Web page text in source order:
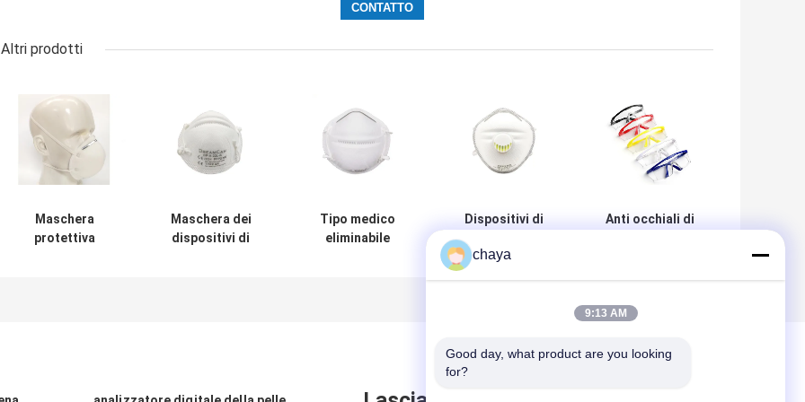
Altri prodotti
Maschera
protettiva
Maschera dei
dispositivi di
Tipo medico
eliminabile
Dispositivi di
individuale del
Partical
Anti occhiali di
chaya
9:13 AM
Good day, what product are you looking
for?